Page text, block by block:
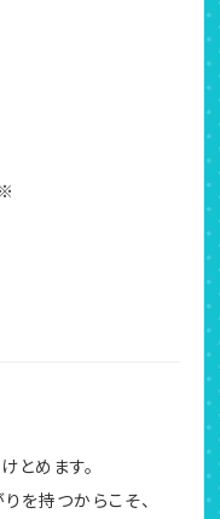
とめます。
を持つからこそ、